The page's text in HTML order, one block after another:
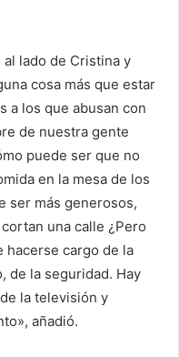
lado de Cristina y
cosa más que estar
a los que abusan con
de nuestra gente
puede ser que no
en la mesa de los
ser más generosos,
una calle ¿Pero
hacerse cargo de la
de la seguridad. Hay
la televisión y
añadió.